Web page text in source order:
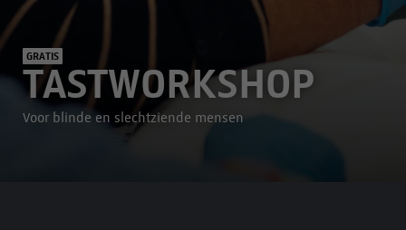
GRATIS
TASTWORKSHOP
Voor blinde en slechtziende mensen